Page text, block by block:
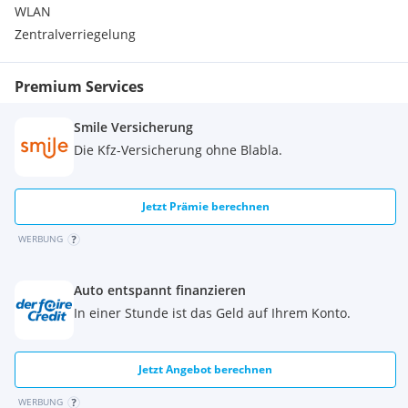
Bremsbelagverschleißanzeige
Bremsenergierückgewinnung
Bremsscheiben vorn und hinten, innenbelüftet
Condition Based Service
Crash-Sensor
Doppelquerlenker-Vorderachse
Doppeltonfanfare
Erweitertes Außenspiegelpaket
Fahrerlebnisschalter
Favoritentasten
Fensterheber, elektrisch
Fußmatten in Velours
Geschwindigkeitsregelung mit Bremsfunktion
Handschuhkasten, abschließbar
Heckleuchten in LED-Technik
Heimleuchten
WLAN
Zentralverriegelung
Premium Services
Smile Versicherung
Die Kfz-Versicherung ohne Blabla.
Jetzt Prämie berechnen
WERBUNG
Auto entspannt finanzieren
In einer Stunde ist das Geld auf Ihrem Konto.
Jetzt Angebot berechnen
WERBUNG